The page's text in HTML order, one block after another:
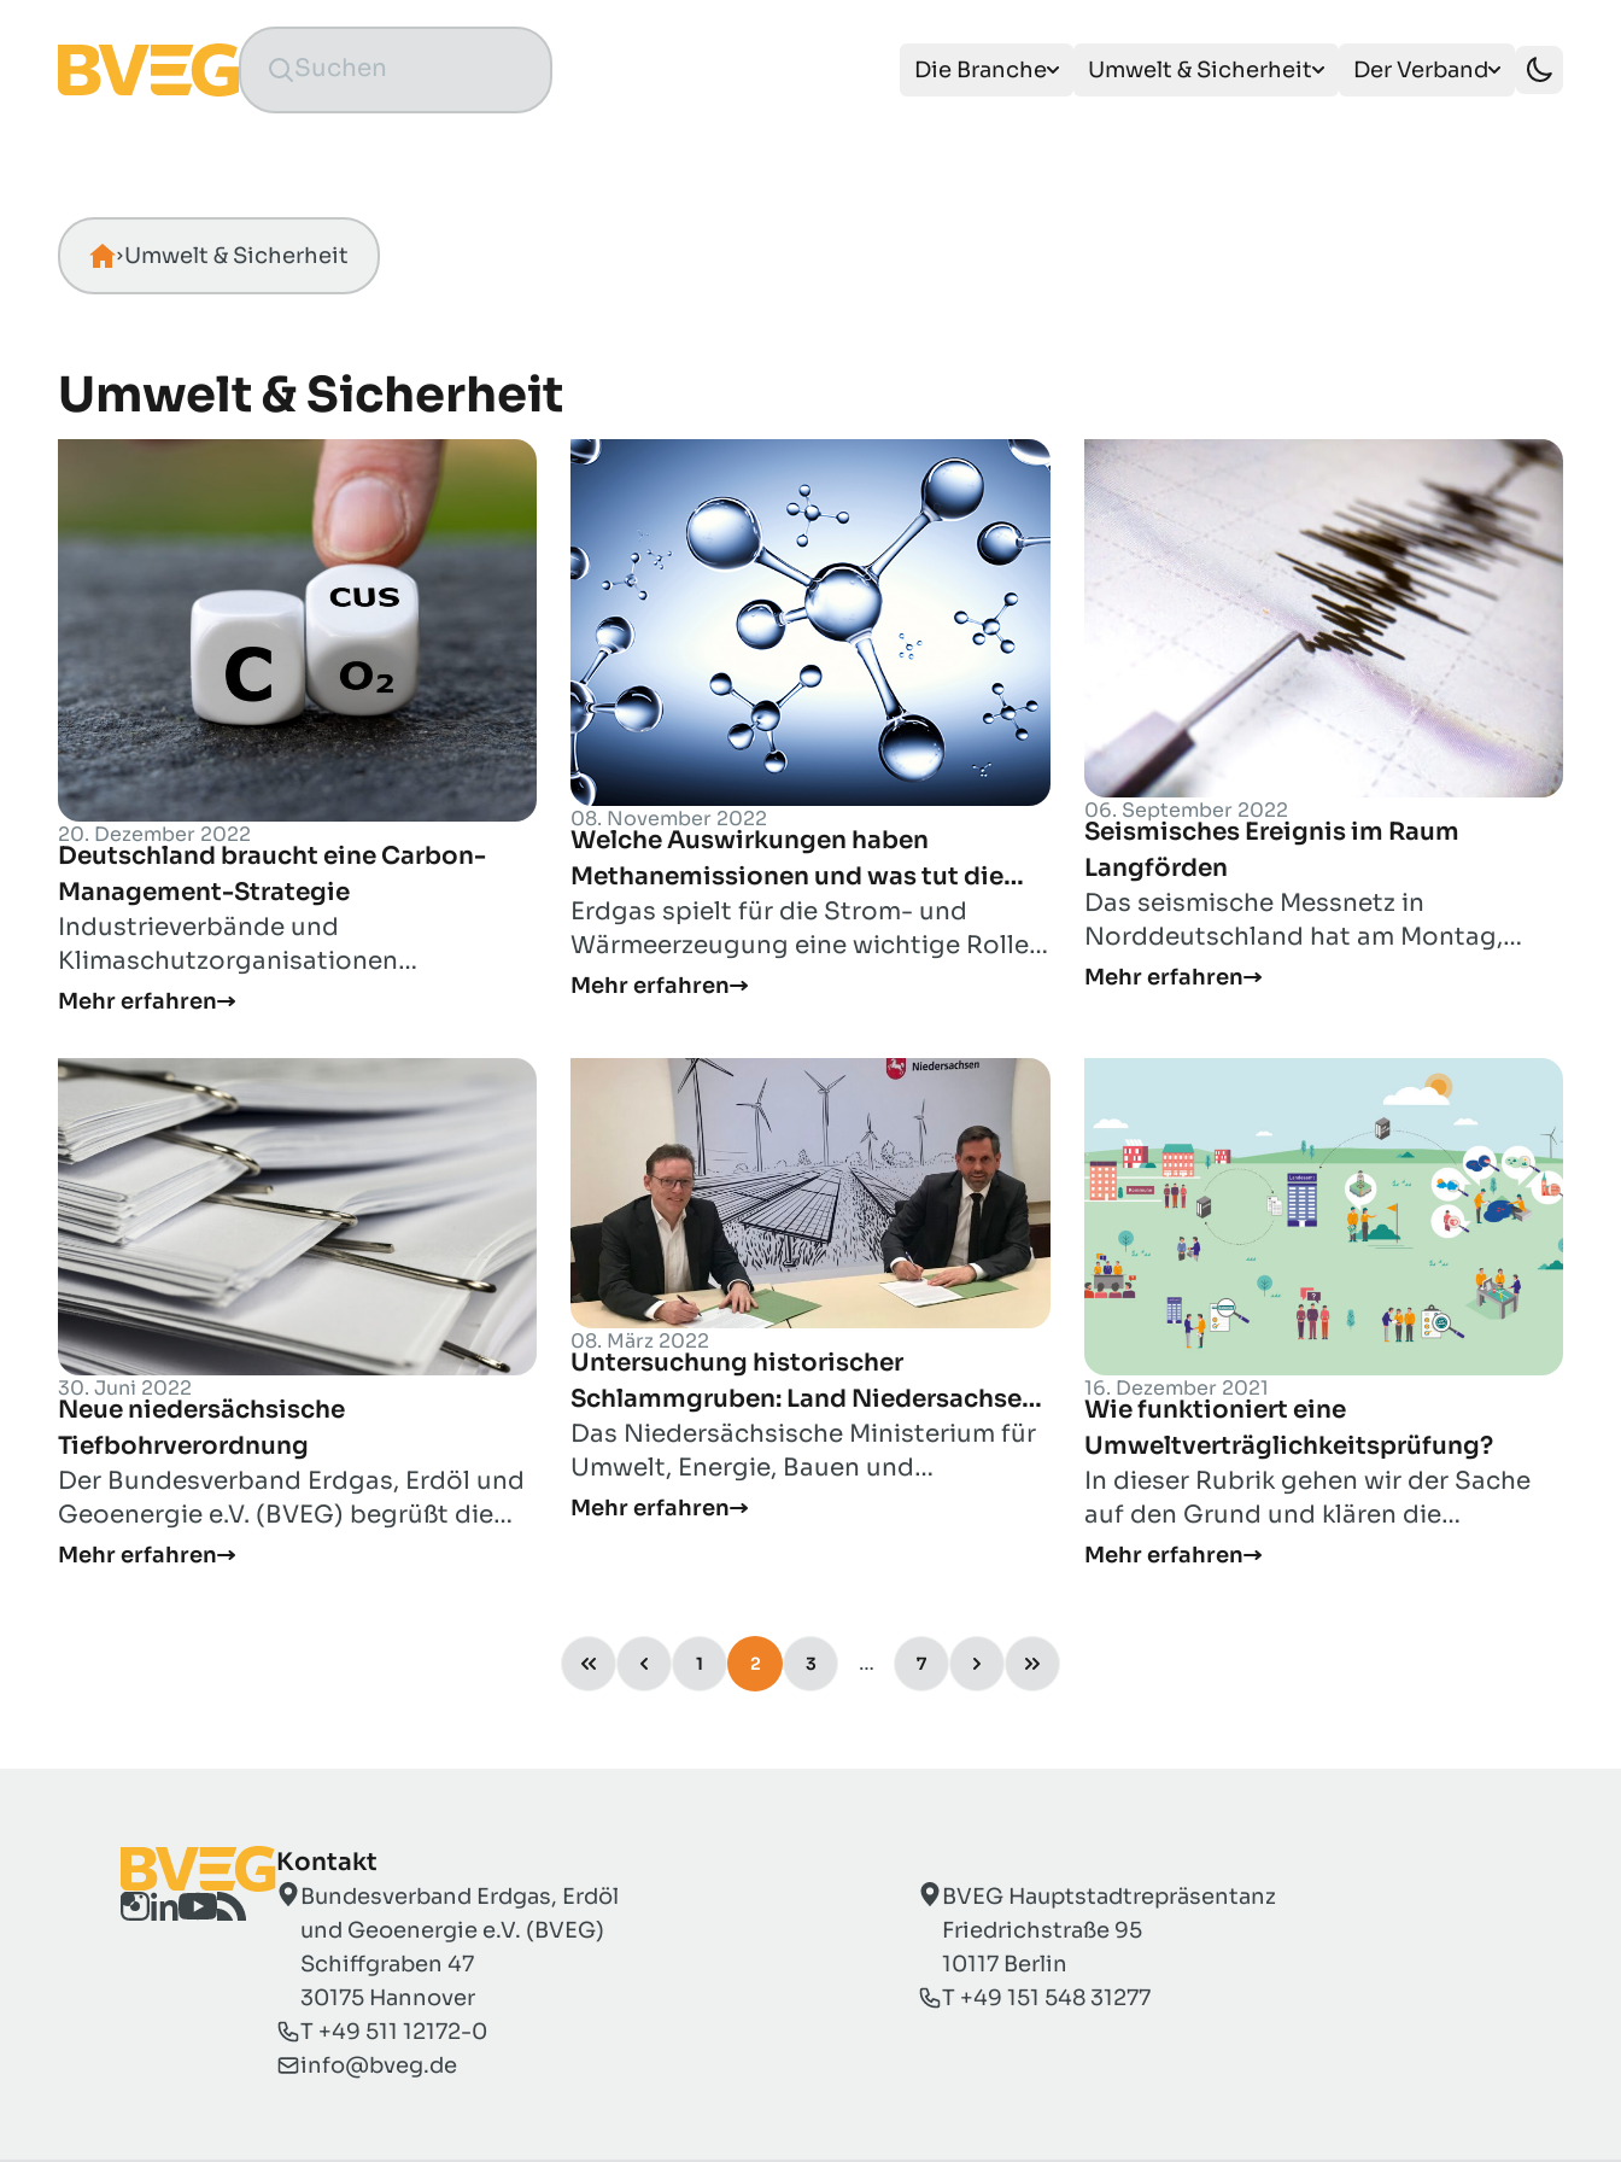
Die Branche Umwelt & Sicherheit Der Verband
Umwelt & Sicherheit
Umwelt & Sicherheit
20. Dezember 2022
Deutschland braucht eine Carbon-
Management-Strategie
Industrieverbände und
Klimaschutzorganisationen
unterzeichnen gemeinsames
Carbon-M...
Mehr erfahren
08. November 2022
Welche Auswirkungen haben
Methanemissionen und was tut die
Industrie dagegen?
Erdgas spielt für die Strom- und
Wärmeerzeugung eine wichtige Rolle,
es deckt mehr als ein Viertel des
Mehr erfahren
06. September 2022
Seismisches Ereignis im Raum
Langförden
Das seismische Messnetz in
Norddeutschland hat am Montag,
05.09.2022, ein seismisches Ereignis
Mehr erfahren
30. Juni 2022
Neue niedersächsische
Tiefbohrverordnung
Der Bundesverband Erdgas, Erdöl und
Geoenergie e.V. (BVEG) begrüßt die
nun in Kraft tretende überarbeitete
Mehr erfahren
08. März 2022
Untersuchung historischer
Schlammgruben: Land Niedersachsen
und BVEG verlängern Förderprogramm
Das Niedersächsische Ministerium für
Umwelt, Energie, Bauen und
Klimaschutz und der Bundesverband
Mehr erfahren
16. Dezember 2021
Wie funktioniert eine
Umweltverträglichkeitsprüfung?
In dieser Rubrik gehen wir der Sache
auf den Grund und klären die
wichtigsten Fragen.
Mehr erfahren
1 2 3 … 7
Kontakt
Bundesverband Erdgas, Erdöl
und Geoenergie e.V. (BVEG)
Schiffgraben 47
30175 Hannover
T +49 511 12172-0
info@bveg.de
BVEG Hauptstadtrepräsentanz
Friedrichstraße 95
10117 Berlin
T +49 151 548 31277